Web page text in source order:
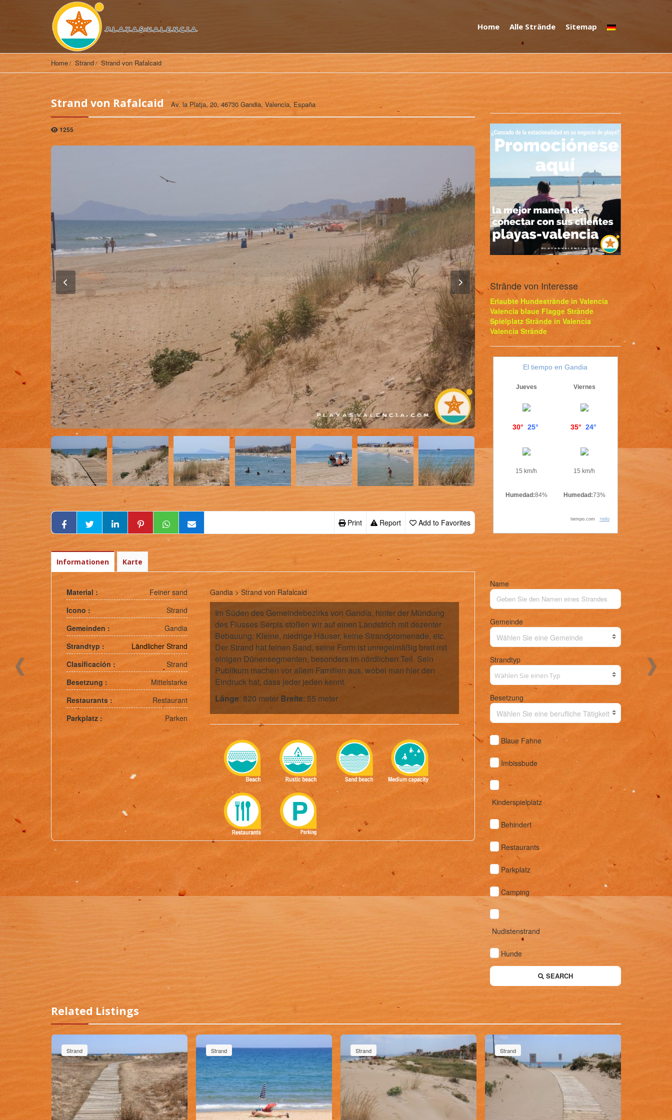
Home Alle Strände Sitemap
Home Strand Strand von Rafalcaid
Strand von Rafalcaid Av. la Platja, 20, 46730 Gandia, Valencia, España
1255
Add to Favorites
Report
Print
Informationen Karte
Material :
Feiner sand
Icono :
Strand
Gemeinden :
Gandia
Strandtyp :
Ländlicher Strand
Clasificación :
Strand
Besetzung :
Mittelstarke
Restaurants :
Restaurant
Parkplatz :
Parken
Gandia > Strand von Rafalcaid
Im Süden des Gemeindebezirks von Gandía, hinter der Mündung
des Flusses Serpis stoßen wir auf einen Landstrich mit dezenter
Bebauung: Kleine, niedrige Häuser, keine Strandpromenade, etc.
Der Strand hat feinen Sand, seine Form ist unregelmäßig breit mit
einigen Dünensegmenten, besonders im nördlichen Teil. Sein
Publikum machen vor allem Familien aus, wobei man hier den
Eindruck hat, dass jeder jeden kennt.
Länge: 820 meter Breite: 55 meter
Strände von Interesse
Erlaubte Hundestrände in Valencia
Valencia blaue Flagge Strände
Spielplatz Strände in Valencia
Valencia Strände
El tiempo en Gandia
Jueves
30° 25°
15 km/h
Humedad:84%
Viernes
35° 24°
15 km/h
Humedad:73%
tiempo.com +info
Name
Gemeinde
Wählen Sie eine Gemeinde
Strandtyp
Besetzung
Wählen Sie eine berufliche Tätigkeit
Blaue Fahne
Imbissbude
Kinderspielplatz
Behindert
Restaurants
Parkplatz
Camping
Nudistenstrand
Hunde
SEARCH
Related Listings
Strand Strand Strand Strand